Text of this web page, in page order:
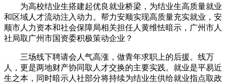
为高校结业生搭建起优良就业桥梁，为结业生高质量就业
和区域人才流动注入动力。帮力安顺实现高质量充实就业，安
顺市人力资本和社会保障局相关担任人黄维怯暗示，广州市人
社局取广州市国资委积极策动企业？
三场线下聘请会人气高涨，做青年求职上的后援。线万
人，更是两地财产协同取人才交换的主要实践。就业是平易近
生之本，同时暗示人社部分将持续为结业生供给就业指点取政